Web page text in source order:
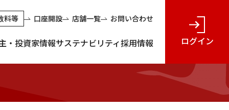
料等 口座開設 店舗一覧 お問い合わせ
・投資家情報サステナビリティ採用情報 ログイン